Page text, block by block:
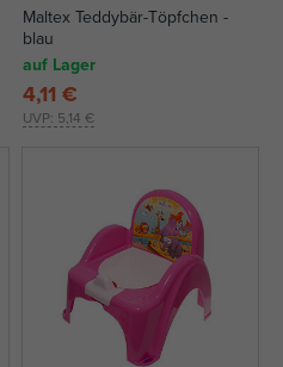
Maltex Teddybär-Töpfchen -
blau
auf Lager
UVP: 5,14 €
4,11 €